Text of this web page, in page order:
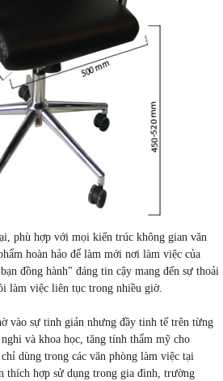
phù hợp với mọi kiến trúc không gian văn
hoàn hảo để làm mới nơi làm việc của
đồng hành" đáng tin cậy mang đến sự thoải
làm việc liên tục trong nhiều giờ.
vào sự tinh giản nhưng đầy tinh tế trên từng
và khoa học, tăng tính thẩm mỹ cho
dùng trong các văn phòng làm việc tại
thích hợp sử dụng trong gia đình, trường